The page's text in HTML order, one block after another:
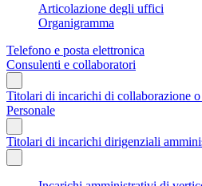
Articolazione degli uffici
Organigramma
Telefono e posta elettronica
Consulenti e collaboratori
Titolari di incarichi di collaborazione o
Personale
Titolari di incarichi dirigenziali